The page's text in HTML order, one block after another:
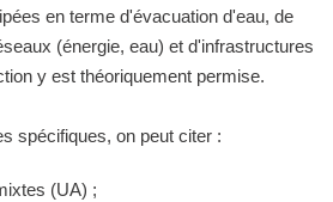
en terme d'évacuation d'eau, de
(énergie, eau) et d'infrastructures
y est théoriquement permise.
spécifiques, on peut citer :
(UA) ;